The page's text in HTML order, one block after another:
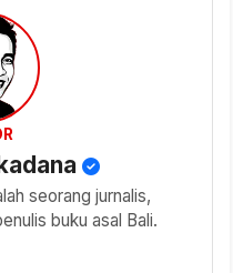
seorang jurnalis,
buku asal Bali.